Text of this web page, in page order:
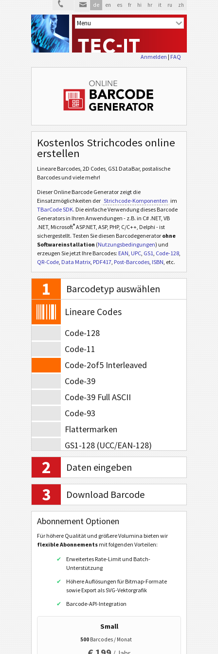
de en es fr hi hr it ru zh
Anmelden | FAQ
Kostenlos Strichcodes online
erstellen
Lineare Barcodes, 2D Codes, GS1 DataBar, postalische
Barcodes und viele mehr!
Dieser Online Barcode Generator zeigt die
Einsatzmöglichkeiten der Strichcode-Komponenten im
TBarCode SDK. Die einfache Verwendung dieses Barcode
Generators in Ihren Anwendungen - z.B. in C# .NET, VB
.NET, Microsoft®ASP.NET, ASP, PHP, C/C++, Delphi - ist
sichergestellt. Testen Sie diesen Barcodegenerator ohne
Softwareinstallation (Nutzungsbedingungen) und
erzeugen Sie jetzt Ihre Barcodes: EAN, UPC, GS1, Code-128,
QR-Code, Data Matrix, PDF417, Post-Barcodes, ISBN, etc.
1 Barcodetyp auswählen
Lineare Codes
Code-128
Code-11
Code-2of5 Interleaved
Code-39
Code-39 Full ASCII
Code-93
Flattermarken
GS1-128 (UCC/EAN-128)
Pharmacode Einspur
Pharmacode Zweispur
Telepen Alpha
GS1 DataBar
EAN / UPC
2D Barcodes
GS1 2D Barcodes
2 Daten eingeben
3 Download Barcode
Abonnement Optionen
Für höhere Qualität und größere Volumina bieten wir
flexible Abonnements mit folgenden Vorteilen:
Erweitertes Rate-Limit und Batch-
Unterstützung
Höhere Auflösungen für Bitmap-Formate
sowie Export als SVG-Vektorgrafik
Barcode-API-Integration
Small
500 Barcodes / Monat